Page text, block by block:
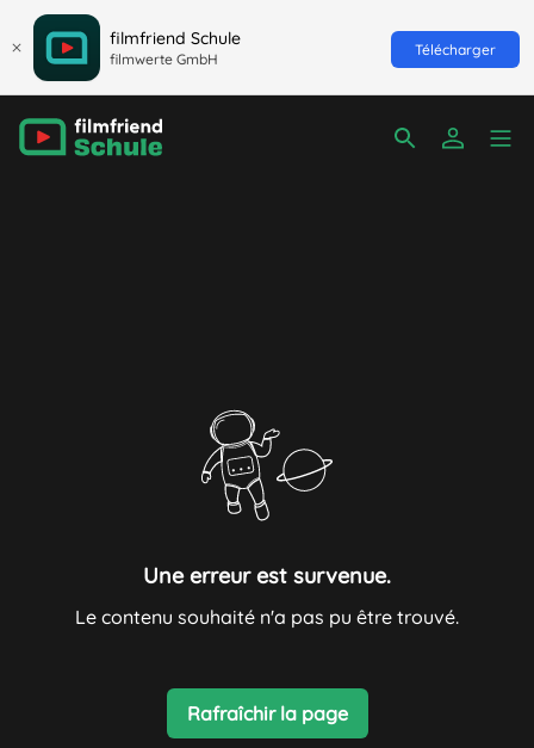
filmfriend Schule
filmwerte GmbH
Télécharger
Une erreur est survenue.
Le contenu souhaité n'a pas pu être trouvé.
Rafraîchir la page